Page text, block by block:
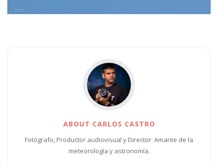
ABOUT CARLOS CASTRO
Fotógrafo, Productor audiovisual y Director. Amante de la
meteorología y astronomía.